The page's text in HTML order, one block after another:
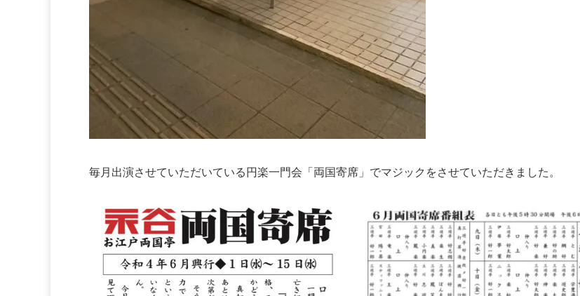
毎月出演させていただいている円楽一門会「両国寄席」でマジックをさせていただきました。